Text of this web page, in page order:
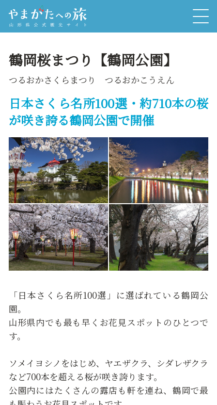
鶴岡桜まつり【鶴岡公園】
つるおかさくらまつり つるおかこうえん
日本さくら名所100選・約710本の桜
が咲き誇る鶴岡公園で開催
「日本さくら名所100選」に選ばれている鶴岡公
園。
山形県内でも最も早くお花見スポットのひとつで
す。
ソメイヨシノをはじめ、ヤエザクラ、シダレザクラ
など700本を超える桜が咲き誇ります。
公園内にはたくさんの露店も軒を連ね、鶴岡で最